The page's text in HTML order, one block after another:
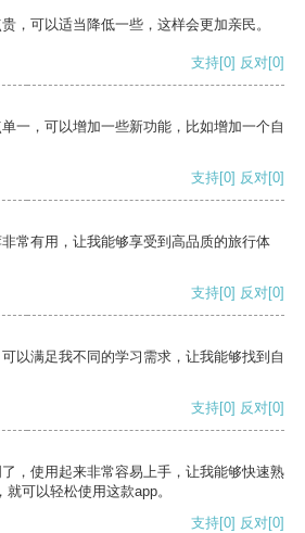
，可以适当降低一些，这样会更加亲民。
支持[0] 反对[0]
一，可以增加一些新功能，比如增加一个自
支持[0] 反对[0]
常有用，让我能够享受到高品质的旅行体
支持[0] 反对[0]
以满足我不同的学习需求，让我能够找到自
支持[0] 反对[0]
，使用起来非常容易上手，让我能够快速熟
可以轻松使用这款app。
支持[0] 反对[0]